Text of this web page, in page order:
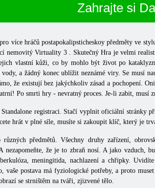
Zahrajte si
více hráčů postapokalipsticheskoy předměty ve
nemovitý Virtuality 3 . Skutečný Hra je velmi
vlastní kůži, co by mohlo být život po
a žádný konec ublížit neznámé viry. Se musí
že existují bez jakýchkoliv zásad a pochopení.
Po smrti hry - nevratný proces. Je-li zabit, musí
Standalone registraci. Stačí vyplnit oficiální stránky
hrát v plné síle, musíte si zakoupit klíč, který je
předmětů. Všechny druhy zařízení,
nezapomeňte, že je to zbraň nosí. A jako vzduch,
meningitida, nachlazení a chřipky.
vaše postava má fyziologické potřeby, a proto
se strništěm na tváři, zjizvené tělo.